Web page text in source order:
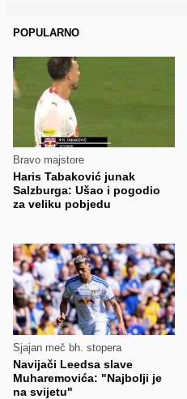
POPULARNO
Bravo majstore
Haris Tabaković junak
Salzburga: Ušao i pogodio
za veliku pobjedu
Sjajan meč bh. stopera
Navijači Leedsa slave
Muharemovića: "Najbolji je
na svijetu"